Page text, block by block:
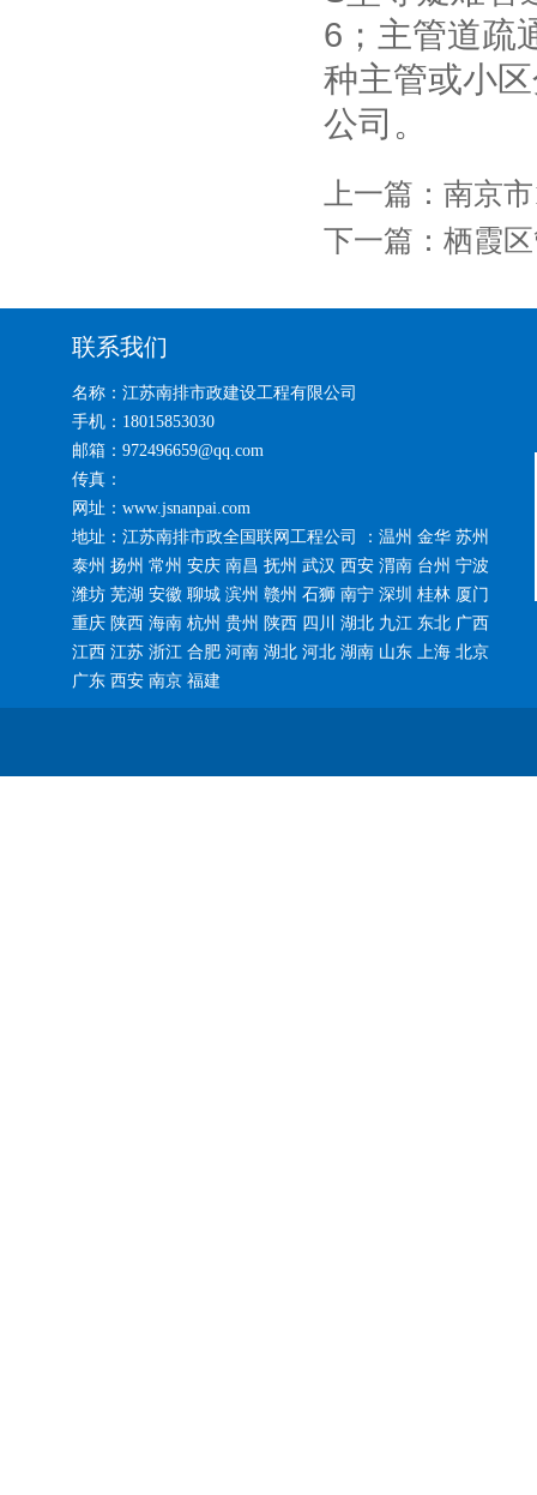
6；主管道疏
种主管或小
公司。
上一篇： 南京
下一篇： 栖霞
联系我们
名称：江苏南排市政建设工程有限公司
手机：18015853030
邮箱：972496659@qq.com
传真：
网址：www.jsnanpai.com
地址：江苏南排市政全国联网工程公司 ：温州 金华 苏州
泰州 扬州 常州 安庆 南昌 抚州 武汉 西安 渭南 台州 宁波
潍坊 芜湖 安徽 聊城 滨州 赣州 石狮 南宁 深圳 桂林 厦门
重庆 陕西 海南 杭州 贵州 陕西 四川 湖北 九江 东北 广西
江西 江苏 浙江 合肥 河南 湖北 河北 湖南 山东 上海 北京
广东 西安 南京 福建